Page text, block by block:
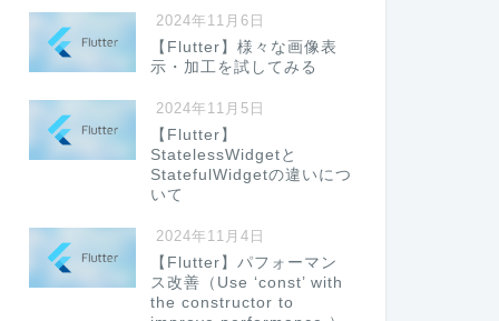
2024年11月6日
【Flutter】様々な画像表
示・加工を試してみる
2024年11月5日
【Flutter】
StatelessWidgetと
StatefulWidgetの違いにつ
いて
2024年11月4日
【Flutter】パフォーマン
ス改善（Use ‘const’ with
the constructor to